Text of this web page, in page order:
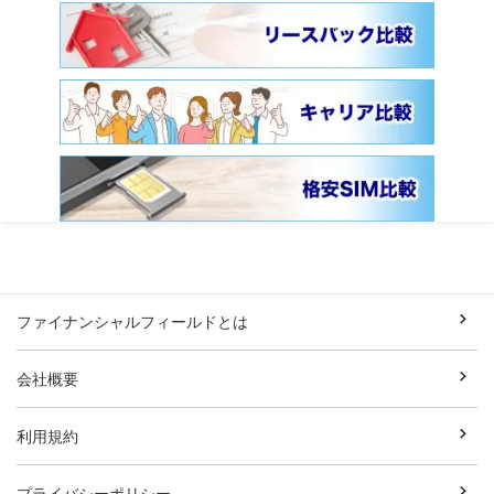
ファイナンシャルフィールドとは
会社概要
利用規約